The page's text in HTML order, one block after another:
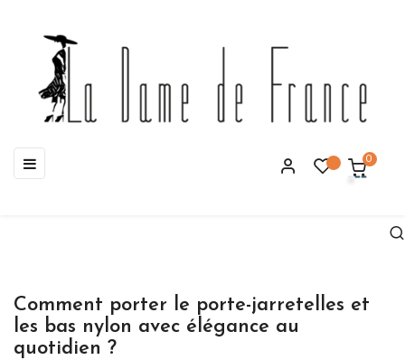
Basculer
la
☰ 0
Comment porter le porte-jarretelles et
les bas nylon avec élégance au
quotidien ?